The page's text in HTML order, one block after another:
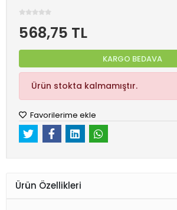
568,75 TL
KARGO BEDAVA
Ürün stokta kalmamıştır.
Favorilerime ekle
Ürün Özellikleri